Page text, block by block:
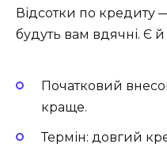
Відсотки по кредиту
будуть вам вдячні. Є
Початковий
краще.
Термін: довгий